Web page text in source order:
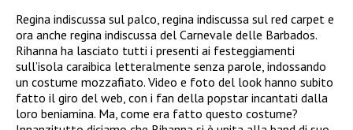
Regina indiscussa sul palco, regina indiscussa sul red carpet e
ora anche regina indiscussa del Carnevale delle Barbados.
Rihanna ha lasciato tutti i presenti ai festeggiamenti
sull’isola caraibica letteralmente senza parole, indossando
un costume mozzafiato. Video e foto del look hanno subito
fatto il giro del web, con i fan della popstar incantati dalla
loro beniamina. Ma, come era fatto questo costume?